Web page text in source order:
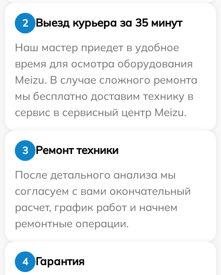
2
Выезд курьера за 35 минут
Наш мастер приедет в удобное
время для осмотра оборудования
Meizu. В случае сложного ремонта
мы бесплатно доставим технику в
сервис в сервисный центр Meizu.
3
Ремонт техники
После детального анализа мы
согласуем с вами окончательный
расчет, график работ и начнем
ремонтные операции.
4 Гарантия